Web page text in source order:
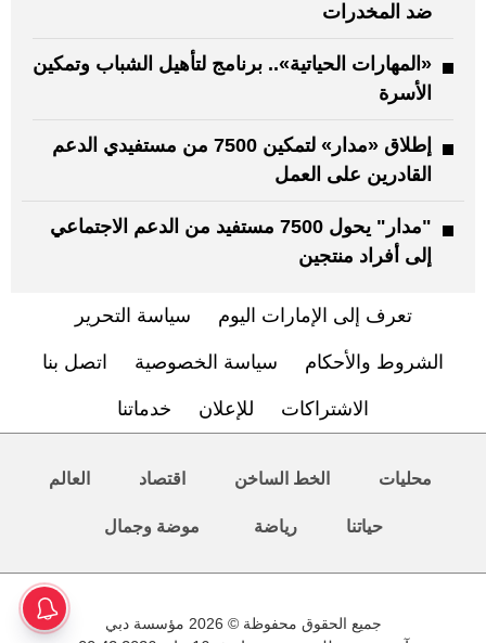
ضد المخدرات
«المهارات الحياتية».. برنامج لتأهيل الشباب وتمكين
الأسرة
إطلاق «مدار» لتمكين 7500 من مستفيدي الدعم
القادرين على العمل
"مدار" يحول 7500 مستفيد من الدعم الاجتماعي
إلى أفراد منتجين
تعرف إلى الإمارات اليوم سياسة التحرير
الشروط والأحكام سياسة الخصوصية اتصل بنا
الاشتراكات للإعلان خدماتنا
محليات الخط الساخن اقتصاد العالم
حياتنا رياضة موضة وجمال
جميع الحقوق محفوظة © 2026 مؤسسة دبي